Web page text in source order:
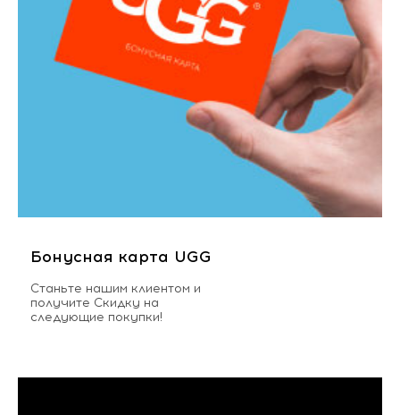
Бонусная карта UGG
Станьте нашим клиентом и
получите Скидку на
следующие покупки!